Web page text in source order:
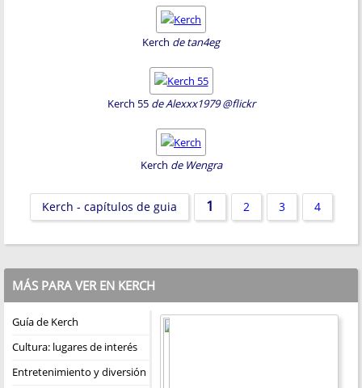
Kerch de tan4eg
Kerch 55 de Alexxx1979 @flickr
Kerch de Wengra
Kerch - capítulos de guia 1 2 3 4
MÁS PARA VER EN KERCH
Guía de Kerch
Cultura: lugares de interés
Entretenimiento y diversión